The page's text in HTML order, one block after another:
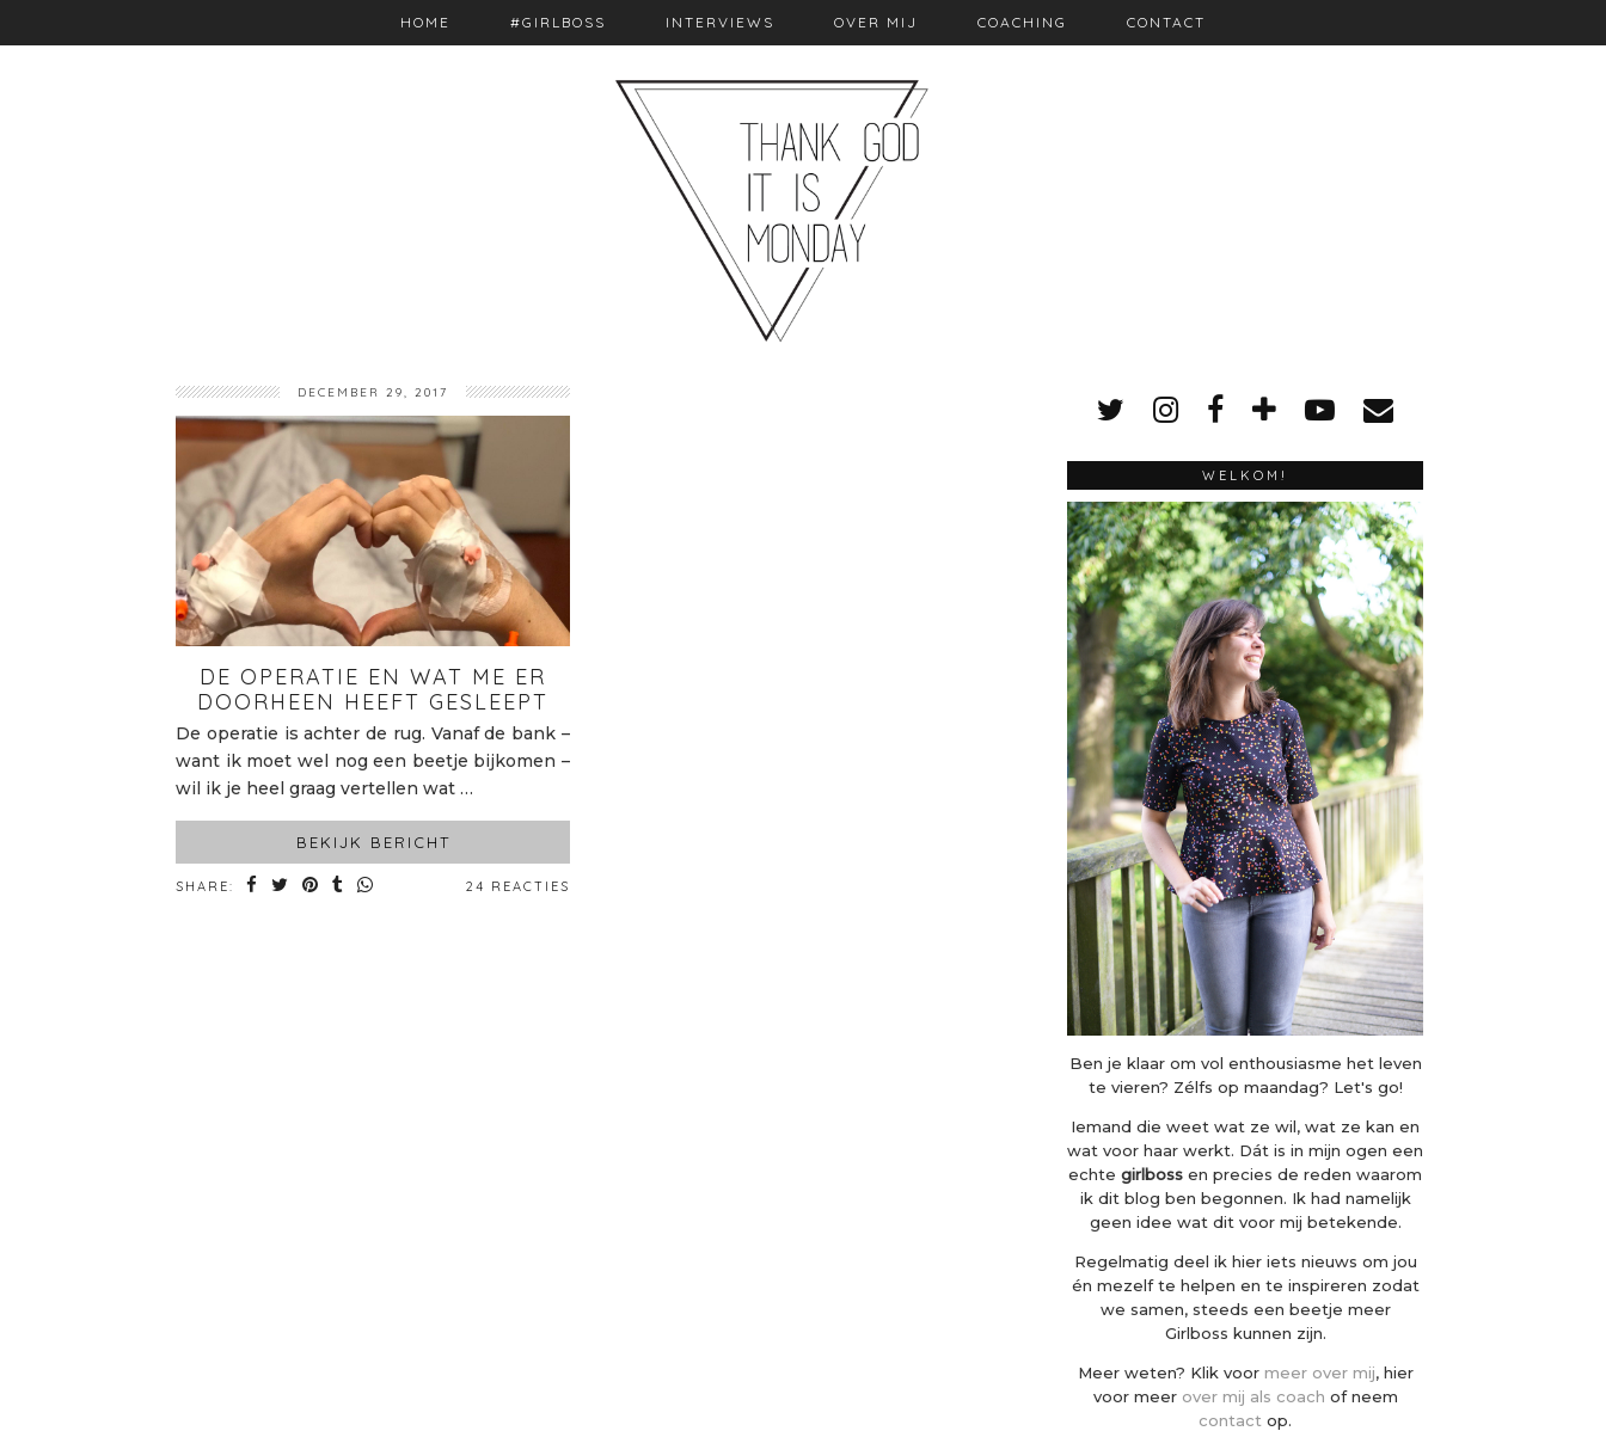
HOME #GIRLBOSS INTERVIEWS OVER MIJ COACHING CONTACT
DECEMBER 29, 2017
DE OPERATIE EN WAT ME ER
DOORHEEN HEEFT GESLEEPT
De operatie is achter de rug. Vanaf de bank –
want ik moet wel nog een beetje bijkomen –
wil ik je heel graag vertellen wat …
BEKIJK BERICHT
SHARE: 24 REACTIES
WELKOM!
Ben je klaar om vol enthousiasme het leven
te vieren? Zélfs op maandag? Let's go!
Iemand die weet wat ze wil, wat ze kan en
wat voor haar werkt. Dát is in mijn ogen een
echte girlboss en precies de reden waarom
ik dit blog ben begonnen. Ik had namelijk
geen idee wat dit voor mij betekende.
Regelmatig deel ik hier iets nieuws om jou
én mezelf te helpen en te inspireren zodat
we samen, steeds een beetje meer
Girlboss kunnen zijn.
Meer weten? Klik voor meer over mij, hier
voor meer over mij als coach of neem
contact op.